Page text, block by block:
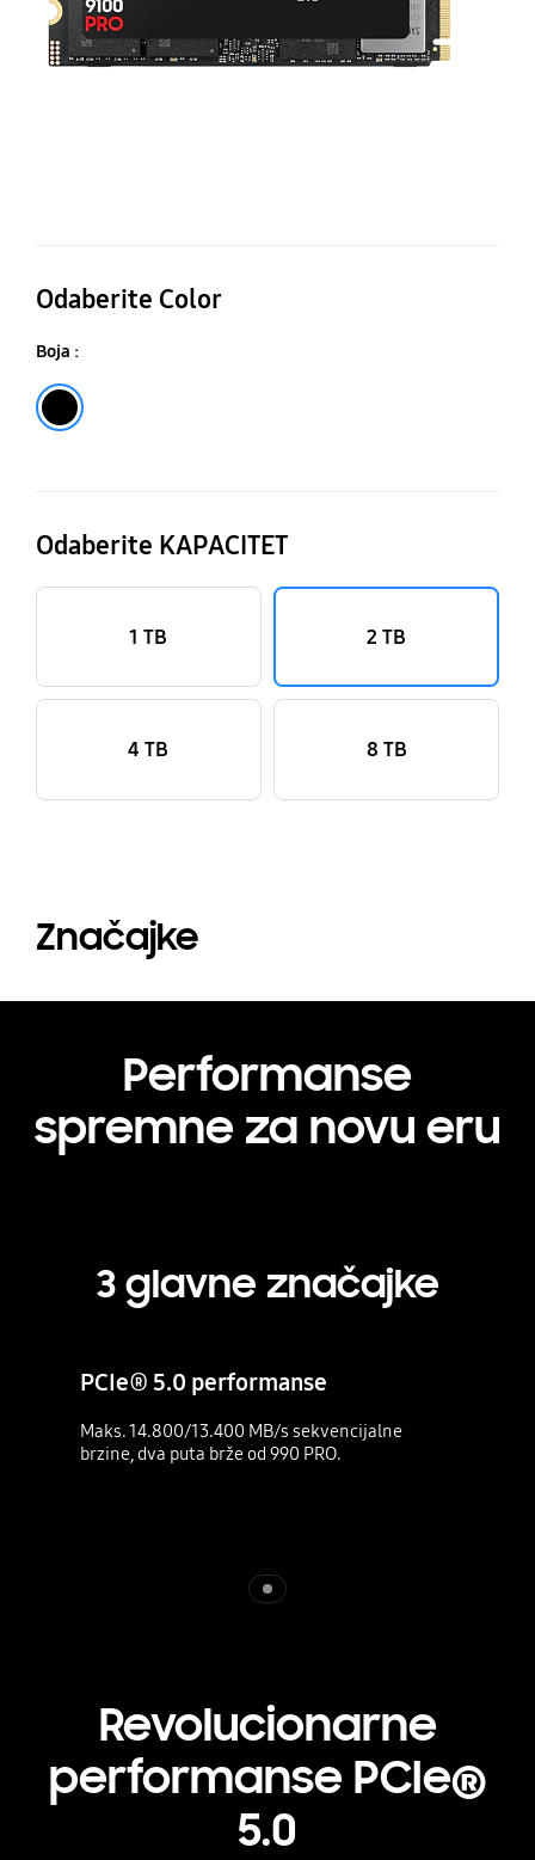
Odaberite Color
Boja :
Odaberite KAPACITET
1 TB 2 TB
4 TB 8 TB
Značajke
Performanse
spremne za novu eru
3 glavne značajke
PCIe® 5.0 performanse
Maks. 14.800/13.400 MB/s sekvencijalne
brzine, dva puta brže od 990 PRO.
Revolucionarne
performanse PCIe®
5.0